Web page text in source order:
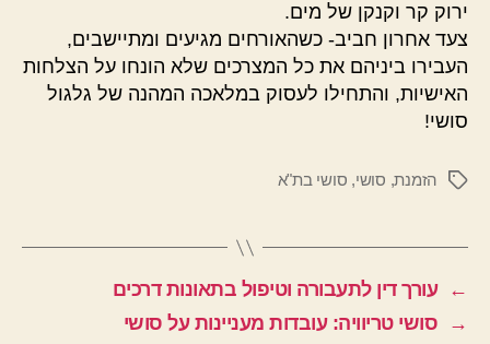
ירוק קר וקנקן של מים.
צעד אחרון חביב- כשהאורחים מגיעים ומתיישבים,
העבירו ביניהם את כל המצרכים שלא הונחו על הצלחות
האישיות, והתחילו לעסוק במלאכה המהנה של גלגול
סושי!
תגיותהזמנת, סושי, סושי בת"א
←
עורך דין לתעבורה וטיפול בתאונות דרכים
→
סושי טריוויה: עובדות מעניינות על סושי